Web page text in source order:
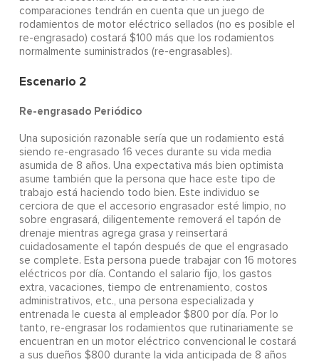
comparaciones tendrán en cuenta que un juego de
rodamientos de motor eléctrico sellados (no es posible el
re-engrasado) costará $100 más que los rodamientos
normalmente suministrados (re-engrasables).
Escenario 2
Re-engrasado Periódico
Una suposición razonable sería que un rodamiento está
siendo re-engrasado 16 veces durante su vida media
asumida de 8 años. Una expectativa más bien optimista
asume también que la persona que hace este tipo de
trabajo está haciendo todo bien. Este individuo se
cerciora de que el accesorio engrasador esté limpio, no
sobre engrasará, diligentemente removerá el tapón de
drenaje mientras agrega grasa y reinsertará
cuidadosamente el tapón después de que el engrasado
se complete. Esta persona puede trabajar con 16 motores
eléctricos por día. Contando el salario fijo, los gastos
extra, vacaciones, tiempo de entrenamiento, costos
administrativos, etc., una persona especializada y
entrenada le cuesta al empleador $800 por día. Por lo
tanto, re-engrasar los rodamientos que rutinariamente se
encuentran en un motor eléctrico convencional le costará
a sus dueños $800 durante la vida anticipada de 8 años